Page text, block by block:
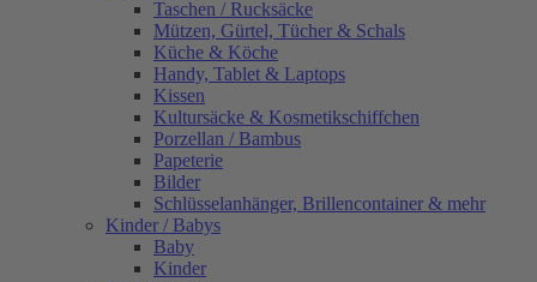
Taschen / Rucksäcke
Mützen, Gürtel, Tücher & Schals
Küche & Köche
Handy, Tablet & Laptops
Kissen
Kultursäcke & Kosmetikschiffchen
Porzellan / Bambus
Papeterie
Bilder
Schlüsselanhänger, Brillencontainer & mehr
Kinder / Babys
Baby
Kinder